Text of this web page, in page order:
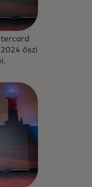
őszi